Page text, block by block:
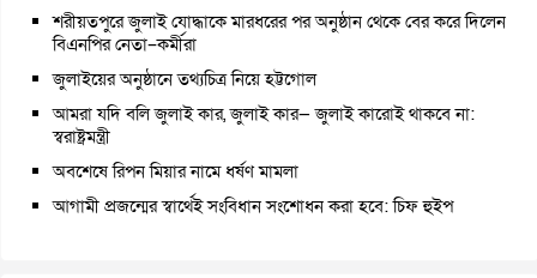
শরীয়তপুরে জুলাই যোদ্ধাকে মারধরের পর অনুষ্ঠান থেকে বের করে দিলেন
বিএনপির নেতা–কর্মীরা
জুলাইয়ের অনুষ্ঠানে তথ্যচিত্র নিয়ে হট্টগোল
আমরা যদি বলি জুলাই কার, জুলাই কার— জুলাই কারোই থাকবে না:
স্বরাষ্ট্রমন্ত্রী
অবশেষে রিপন মিয়ার নামে ধর্ষণ মামলা
আগামী প্রজন্মের স্বার্থেই সংবিধান সংশোধন করা হবে: চিফ হুইপ